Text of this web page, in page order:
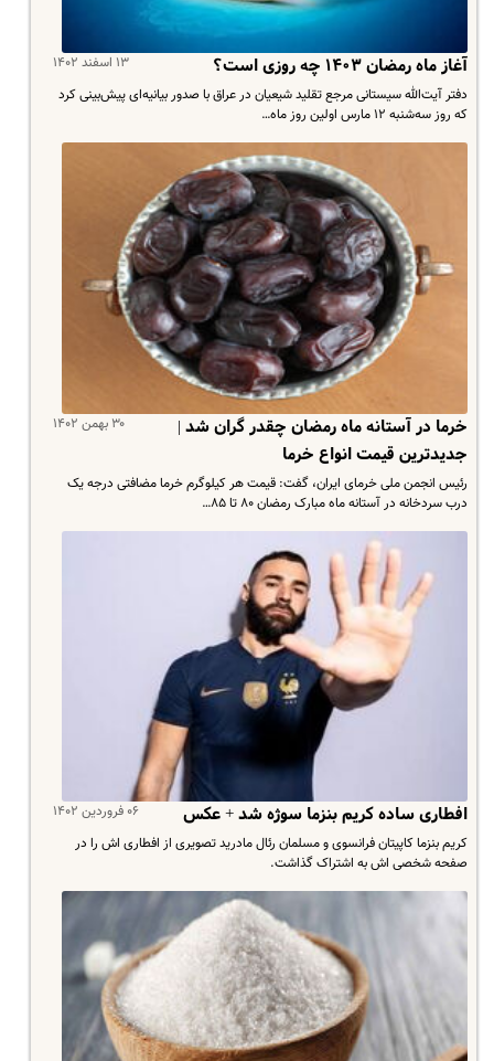
۱۳ اسفند ۱۴۰۲ آغاز ماه رمضان ۱۴۰۳ چه روزی است؟
دفتر آیت‌الله سیستانی مرجع تقلید شیعیان در عراق با صدور بیانیه‌ای پیش‌بینی کرد
که روز سه‌شنبه ۱۲ مارس اولین روز ماه…
۳۰ بهمن ۱۴۰۲
خرما در آستانه ماه رمضان چقدر گران شد |
جدیدترین قیمت انواع خرما
رئیس انجمن ملی خرمای ایران، گفت: قیمت هر کیلوگرم خرما مضافتی درجه یک
درب سردخانه در آستانه ماه مبارک رمضان ۸۰ تا ۸۵…
۰۶ فروردین ۱۴۰۲ افطاری ساده کریم بنزما سوژه شد + عکس
کریم بنزما کاپیتان فرانسوی و مسلمان رئال مادرید تصویری از افطاری اش را در
صفحه شخصی اش به اشتراک گذاشت.